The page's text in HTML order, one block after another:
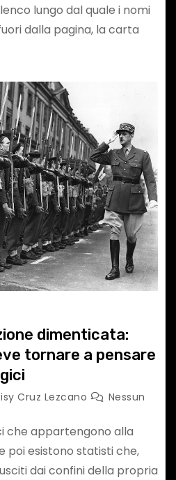
lungo dal quale i nomi
dalla pagina, la carta
dimenticata:
tornare a pensare
Cruz Lezcano
Nessun
che appartengono alla
poi esistono statisti che,
dai confini della propria